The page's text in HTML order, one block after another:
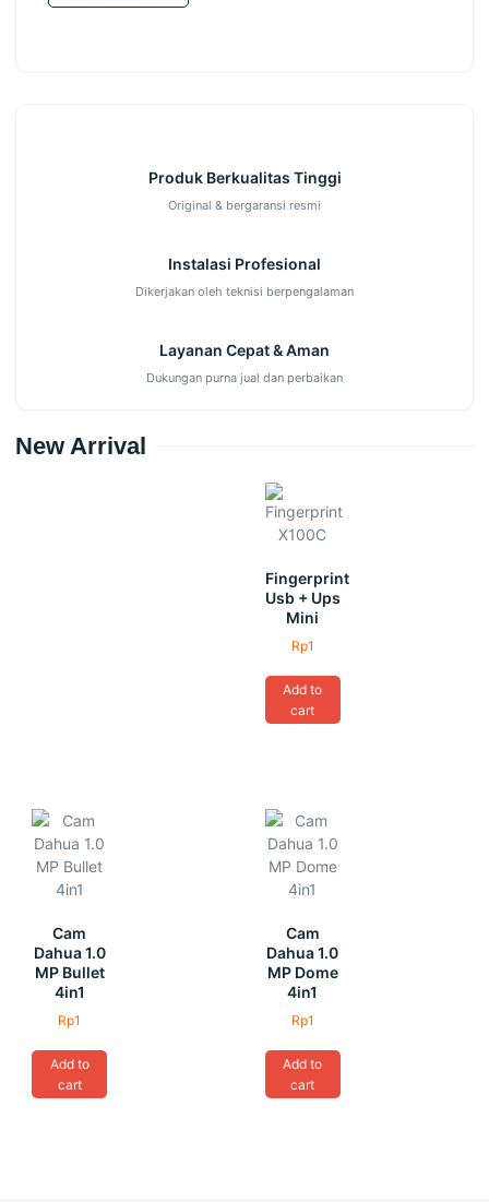
Produk Berkualitas Tinggi
Original & bergaransi resmi
Instalasi Profesional
Dikerjakan oleh teknisi berpengalaman
Layanan Cepat & Aman
Dukungan purna jual dan perbaikan
New Arrival
Fingerprint
Usb + Ups
Mini
Rp1
Add to
cart
Cam
Dahua 1.0
MP Bullet
4in1
Rp1
Add to
cart
Cam
Dahua 1.0
MP Dome
4in1
Rp1
Add to
cart